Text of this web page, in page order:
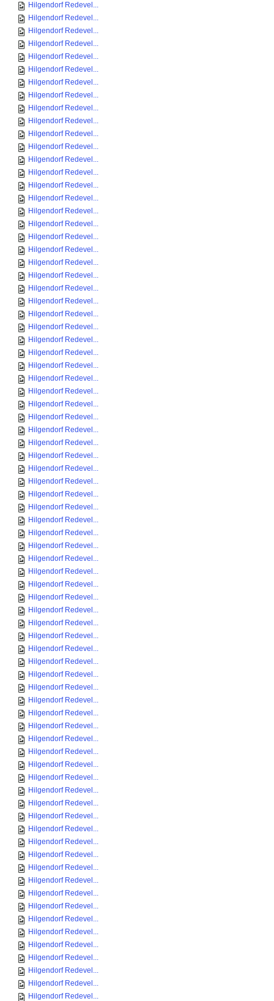
Hilgendorf Redevel...
Hilgendorf Redevel...
Hilgendorf Redevel...
Hilgendorf Redevel...
Hilgendorf Redevel...
Hilgendorf Redevel...
Hilgendorf Redevel...
Hilgendorf Redevel...
Hilgendorf Redevel...
Hilgendorf Redevel...
Hilgendorf Redevel...
Hilgendorf Redevel...
Hilgendorf Redevel...
Hilgendorf Redevel...
Hilgendorf Redevel...
Hilgendorf Redevel...
Hilgendorf Redevel...
Hilgendorf Redevel...
Hilgendorf Redevel...
Hilgendorf Redevel...
Hilgendorf Redevel...
Hilgendorf Redevel...
Hilgendorf Redevel...
Hilgendorf Redevel...
Hilgendorf Redevel...
Hilgendorf Redevel...
Hilgendorf Redevel...
Hilgendorf Redevel...
Hilgendorf Redevel...
Hilgendorf Redevel...
Hilgendorf Redevel...
Hilgendorf Redevel...
Hilgendorf Redevel...
Hilgendorf Redevel...
Hilgendorf Redevel...
Hilgendorf Redevel...
Hilgendorf Redevel...
Hilgendorf Redevel...
Hilgendorf Redevel...
Hilgendorf Redevel...
Hilgendorf Redevel...
Hilgendorf Redevel...
Hilgendorf Redevel...
Hilgendorf Redevel...
Hilgendorf Redevel...
Hilgendorf Redevel...
Hilgendorf Redevel...
Hilgendorf Redevel...
Hilgendorf Redevel...
Hilgendorf Redevel...
Hilgendorf Redevel...
Hilgendorf Redevel...
Hilgendorf Redevel...
Hilgendorf Redevel...
Hilgendorf Redevel...
Hilgendorf Redevel...
Hilgendorf Redevel...
Hilgendorf Redevel...
Hilgendorf Redevel...
Hilgendorf Redevel...
Hilgendorf Redevel...
Hilgendorf Redevel...
Hilgendorf Redevel...
Hilgendorf Redevel...
Hilgendorf Redevel...
Hilgendorf Redevel...
Hilgendorf Redevel...
Hilgendorf Redevel...
Hilgendorf Redevel...
Hilgendorf Redevel...
Hilgendorf Redevel...
Hilgendorf Redevel...
Hilgendorf Redevel...
Hilgendorf Redevel...
Hilgendorf Redevel...
Hilgendorf Redevel...
Hilgendorf Redevel...
Hilgendorf Redevel...